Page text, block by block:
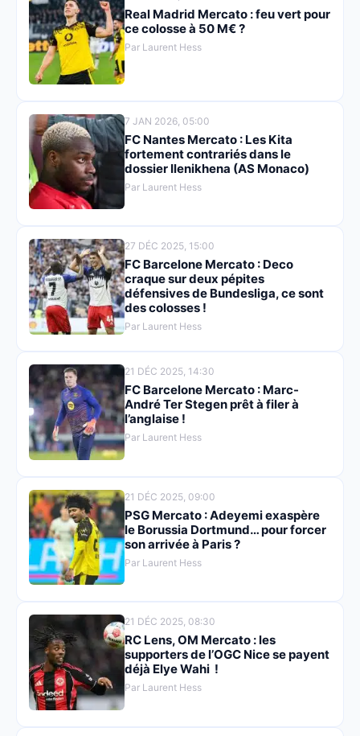
Real Madrid Mercato : feu vert pour
ce colosse à 50 M€ ?
Par Laurent Hess
7 JAN 2026, 05:00
FC Nantes Mercato : Les Kita
fortement contrariés dans le
dossier Ilenikhena (AS Monaco)
Par Laurent Hess
27 DÉC 2025, 15:00
FC Barcelone Mercato : Deco
craque sur deux pépites
défensives de Bundesliga, ce sont
des colosses !
Par Laurent Hess
21 DÉC 2025, 14:30
FC Barcelone Mercato : Marc-
André Ter Stegen prêt à filer à
l’anglaise !
Par Laurent Hess
21 DÉC 2025, 09:00
PSG Mercato : Adeyemi exaspère
le Borussia Dortmund… pour forcer
son arrivée à Paris ?
Par Laurent Hess
21 DÉC 2025, 08:30
RC Lens, OM Mercato : les
supporters de l’OGC Nice se payent
déjà Elye Wahi !
Par Laurent Hess